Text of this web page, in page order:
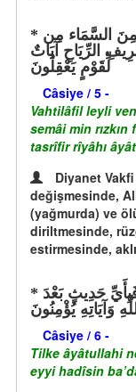
الرِّيَاحِ آيَاتٌ
لِّقَوْمٍ يَعْقِلُونَ
Câsiye / 5 -
Vahtilâfil leyli
semâi min
tasrîfir rîyâhı
Diyanet
değişmesinde,
(yağmurda) ve
diriltmesinde,
estirmesinde,
وَآيَاتِهِ يُؤْمِنُونَ
Câsiye / 6 -
Tilke âyâtullahi
eyyi hadîsin